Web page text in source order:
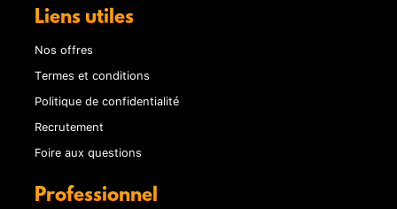
Liens utiles
Nos offres
Termes et conditions
Politique de confidentialité
Recrutement
Foire aux questions
Professionnel